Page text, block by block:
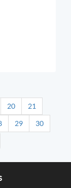
20 21
29 30